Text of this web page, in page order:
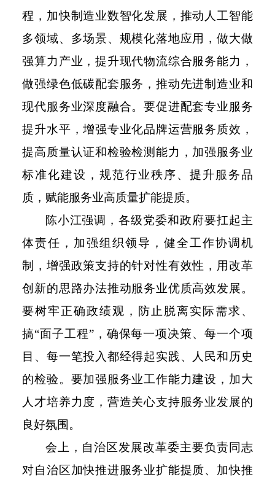
程，加快制造业数智化发展，推动人工智能
多领域、多场景、规模化落地应用，做大做
强算力产业，提升现代物流综合服务能力，
做强绿色低碳配套服务，推动先进制造业和
现代服务业深度融合。要促进配套专业服务
提升水平，增强专业化品牌运营服务质效，
提高质量认证和检验检测能力，加强服务业
标准化建设，规范行业秩序、提升服务品
质，赋能服务业高质量扩能提质。
陈小江强调，各级党委和政府要扛起主
体责任，加强组织领导，健全工作协调机
制，增强政策支持的针对性有效性，用改革
创新的思路办法推动服务业优质高效发展。
要树牢正确政绩观，防止脱离实际需求、
搞“面子工程”，确保每一项决策、每一个项
目、每一笔投入都经得起实践、人民和历史
的检验。要加强服务业工作能力建设，加大
人才培养力度，营造关心支持服务业发展的
良好氛围。
会上，自治区发展改革委主要负责同志
对自治区加快推进服务业扩能提质、加快推